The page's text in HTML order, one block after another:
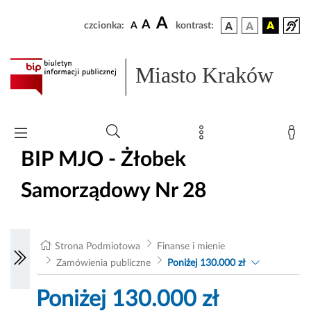
czcionka: A A A kontrast:
Miasto Kraków
BIP MJO - Żłobek
Samorządowy Nr 28
Strona Podmiotowa
Finanse i mienie
Zamówienia publiczne
Poniżej 130.000 zł
Poniżej 130.000 zł